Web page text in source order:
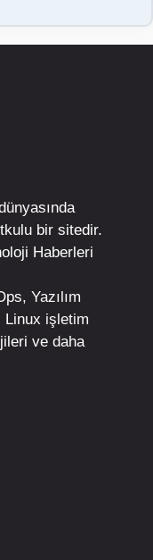
bir sitedir.
Haberleri
, Yazılım
Linux işletim
ve daha